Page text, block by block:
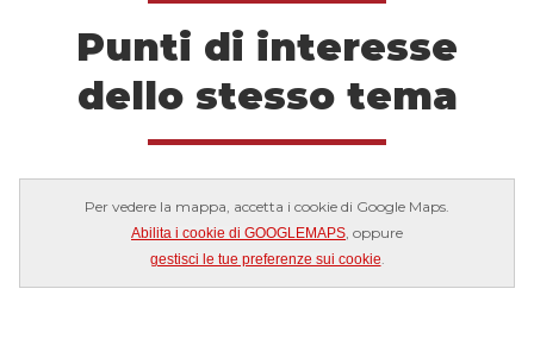
Punti di interesse
dello stesso tema
Per vedere la mappa, accetta i cookie di Google Maps.
Abilita i cookie di GOOGLEMAPS, oppure
gestisci le tue preferenze sui cookie.